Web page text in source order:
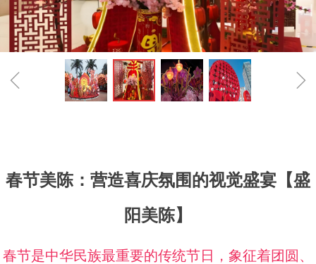
ꁆ ꁇ
春节美陈：营造喜庆氛围的视觉盛宴【盛
阳美陈】
春节是中华民族最重要的传统节日，象征着团圆、